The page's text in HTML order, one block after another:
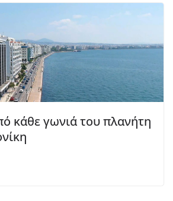
κάθε γωνιά του πλανήτη